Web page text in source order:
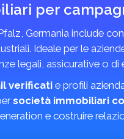
per
Germania include
Ideale per le
legali, assicurative o
verificati e profili
società immobiliari
e costruire